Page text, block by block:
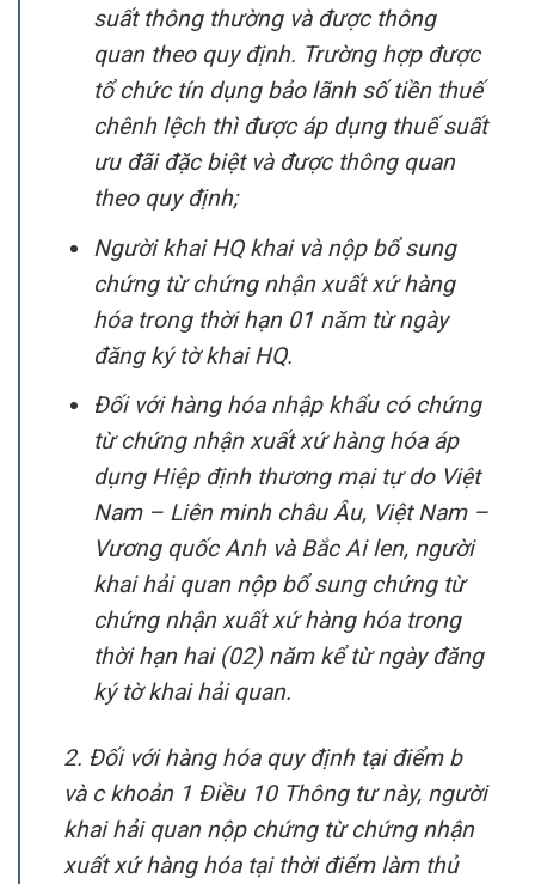
suất thông thường và được thông
quan theo quy định. Trường hợp được
tổ chức tín dụng bảo lãnh số tiền thuế
chênh lệch thì được áp dụng thuế suất
ưu đãi đặc biệt và được thông quan
theo quy định;
Người khai HQ khai và nộp bổ sung
chứng từ chứng nhận xuất xứ hàng
hóa trong thời hạn 01 năm từ ngày
đăng ký tờ khai HQ.
Đối với hàng hóa nhập khẩu có chứng
từ chứng nhận xuất xứ hàng hóa áp
dụng Hiệp định thương mại tự do Việt
Nam – Liên minh châu Âu, Việt Nam –
Vương quốc Anh và Bắc Ai len, người
khai hải quan nộp bổ sung chứng từ
chứng nhận xuất xứ hàng hóa trong
thời hạn hai (02) năm kể từ ngày đăng
ký tờ khai hải quan.
2. Đối với hàng hóa quy định tại điểm b
và c khoản 1 Điều 10 Thông tư này, người
khai hải quan nộp chứng từ chứng nhận
xuất xứ hàng hóa tại thời điểm làm thủ